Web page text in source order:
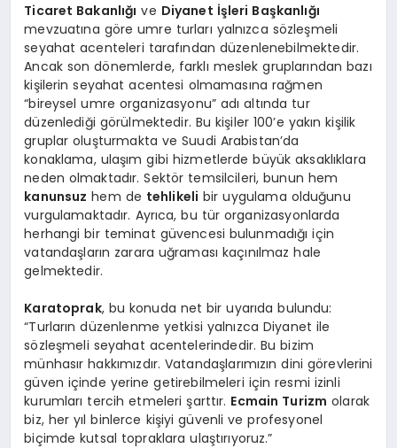
Ticaret Bakanlığı ve Diyanet İşleri Başkanlığı
mevzuatına göre umre turları yalnızca sözleşmeli
seyahat acenteleri tarafından düzenlenebilmektedir.
Ancak son dönemlerde, farklı meslek gruplarından bazı
kişilerin seyahat acentesi olmamasına rağmen
“bireysel umre organizasyonu” adı altında tur
düzenlediği görülmektedir. Bu kişiler 100’e yakın kişilik
gruplar oluşturmakta ve Suudi Arabistan’da
konaklama, ulaşım gibi hizmetlerde büyük aksaklıklara
neden olmaktadır. Sektör temsilcileri, bunun hem
kanunsuz hem de tehlikeli bir uygulama olduğunu
vurgulamaktadır. Ayrıca, bu tür organizasyonlarda
herhangi bir teminat güvencesi bulunmadığı için
vatandaşların zarara uğraması kaçınılmaz hale
gelmektedir.
Karatoprak, bu konuda net bir uyarıda bulundu:
“Turların düzenlenme yetkisi yalnızca Diyanet ile
sözleşmeli seyahat acentelerindedir. Bu bizim
münhasır hakkımızdır. Vatandaşlarımızın dini görevlerini
güven içinde yerine getirebilmeleri için resmi izinli
kurumları tercih etmeleri şarttır. Ecmain Turizm olarak
biz, her yıl binlerce kişiyi güvenli ve profesyonel
biçimde kutsal topraklara ulaştırıyoruz.”